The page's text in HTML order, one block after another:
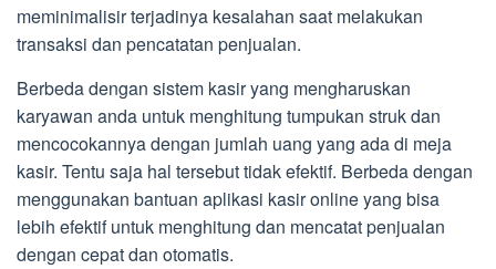
meminimalisir terjadinya kesalahan saat melakukan
transaksi dan pencatatan penjualan.
Berbeda dengan sistem kasir yang mengharuskan
karyawan anda untuk menghitung tumpukan struk dan
mencocokannya dengan jumlah uang yang ada di meja
kasir. Tentu saja hal tersebut tidak efektif. Berbeda dengan
menggunakan bantuan aplikasi kasir online yang bisa
lebih efektif untuk menghitung dan mencatat penjualan
dengan cepat dan otomatis.